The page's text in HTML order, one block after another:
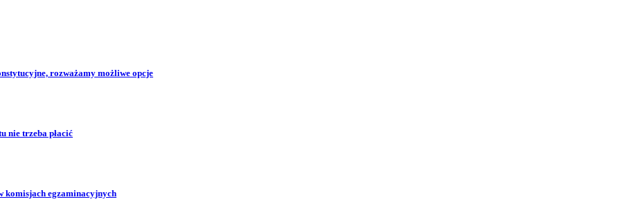
rozważamy możliwe opcje
nie trzeba płacić
komisjach egzaminacyjnych